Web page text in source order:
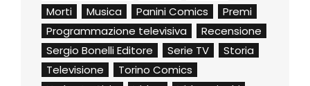
Morti
Musica Panini Comics
Premi
Programmazione televisiva
Recensione
Sergio Bonelli Editore
Serie TV
Storia
Televisione
Torino Comics